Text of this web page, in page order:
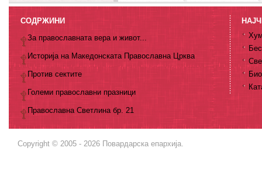
СОДРЖИНИ
За православната вера и живот...
Историја на Македонската Православна Црква
Против сектите
Големи православни празници
Православна Светлина бр. 21
Copyright © 2005 - 2026 Повардарска епархија.